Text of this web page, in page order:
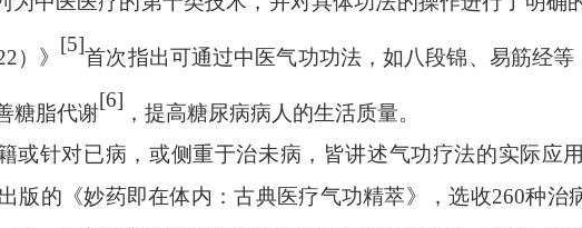
）》
[5]
首次指出可通过中医气功功法，如八段锦、易筋经等
糖脂代谢
[6]
，提高糖尿病病人的生活质量。
或针对已病，或侧重于治未病，皆讲述气功疗法的实际应
版的《妙药即在体内：古典医疗气功精萃》，选收260种治